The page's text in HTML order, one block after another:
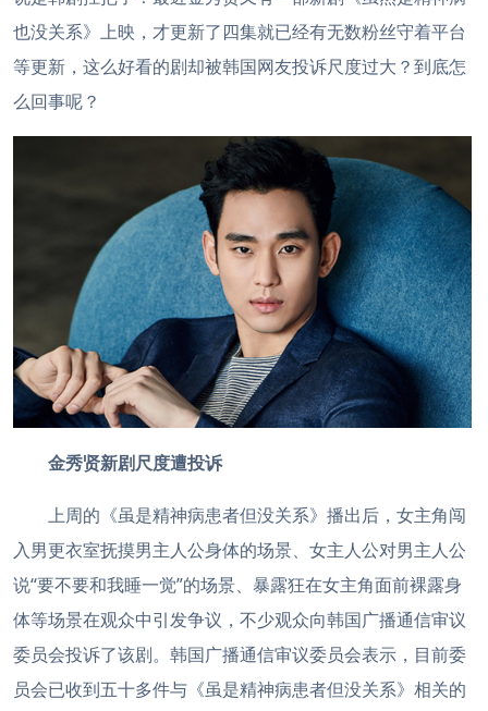
也没关系》上映，才更新了四集就已经有无数粉丝守着平台
等更新，这么好看的剧却被韩国网友投诉尺度过大？到底怎
么回事呢？
金秀贤新剧尺度遭投诉
上周的《虽是精神病患者但没关系》播出后，女主角闯
入男更衣室抚摸男主人公身体的场景、女主人公对男主人公
说“要不要和我睡一觉”的场景、暴露狂在女主角面前裸露身
体等场景在观众中引发争议，不少观众向韩国广播通信审议
委员会投诉了该剧。韩国广播通信审议委员会表示，目前委
员会已收到五十多件与《虽是精神病患者但没关系》相关的